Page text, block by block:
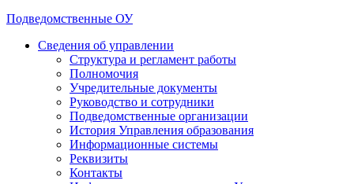
Подведомственные ОУ
Сведения об управлении
Структура и регламент работы
Полномочия
Учредительные документы
Руководство и сотрудники
Подведомственные организации
История Управления образования
Информационные системы
Реквизиты
Контакты